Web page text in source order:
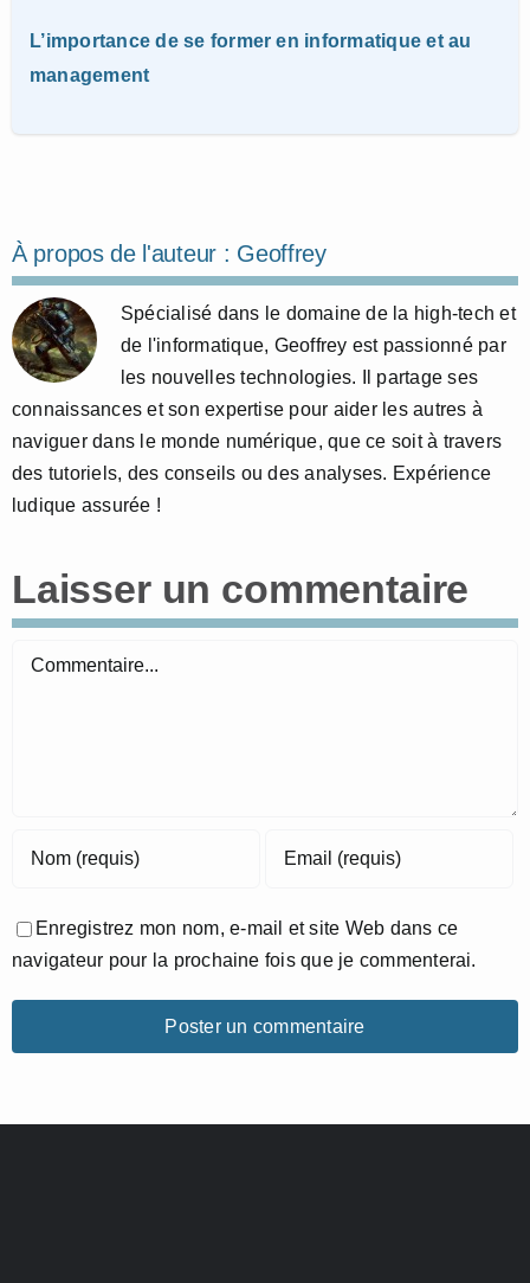
L’importance de se former en informatique et au
management
À propos de l'auteur : Geoffrey
Spécialisé dans le domaine de la high-tech et
de l'informatique, Geoffrey est passionné par
les nouvelles technologies. Il partage ses
connaissances et son expertise pour aider les autres à
naviguer dans le monde numérique, que ce soit à travers
des tutoriels, des conseils ou des analyses. Expérience
ludique assurée !
Laisser un commentaire
Commentaire
Enregistrez mon nom, e-mail et site Web dans ce
navigateur pour la prochaine fois que je commenterai.